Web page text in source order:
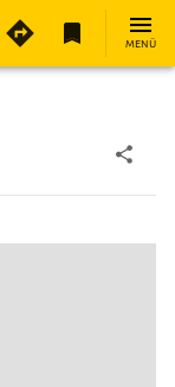
MENÜ